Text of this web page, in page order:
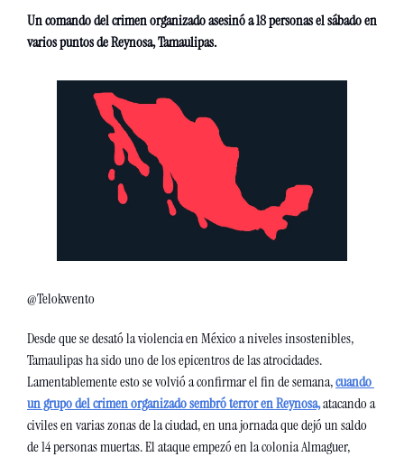
Un comando del crimen organizado asesinó a 18 personas el sábado en
varios puntos de Reynosa, Tamaulipas.
@Telokwento
Desde que se desató la violencia en México a niveles insostenibles,
Tamaulipas ha sido uno de los epicentros de las atrocidades.
Lamentablemente esto se volvió a confirmar el fin de semana, cuando
un grupo del crimen organizado sembró terror en Reynosa, atacando a
civiles en varias zonas de la ciudad, en una jornada que dejó un saldo
de 14 personas muertas. El ataque empezó en la colonia Almaguer,